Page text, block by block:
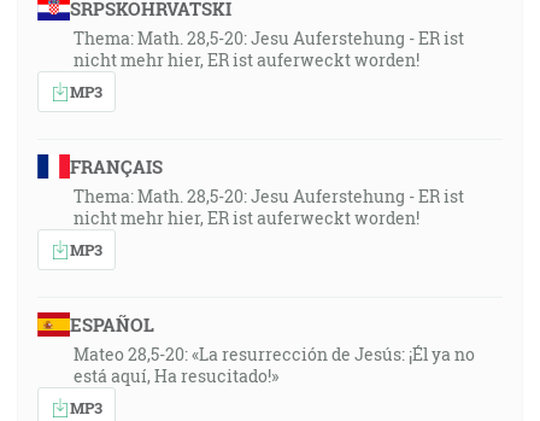
SRPSKOHRVATSKI
Thema: Math. 28,5-20: Jesu Auferstehung - ER ist
nicht mehr hier, ER ist auferweckt worden!
MP3
FRANÇAIS
Thema: Math. 28,5-20: Jesu Auferstehung - ER ist
nicht mehr hier, ER ist auferweckt worden!
MP3
ESPAÑOL
Mateo 28,5-20: «La resurrección de Jesús: ¡Él ya no
está aquí, Ha resucitado!»
MP3